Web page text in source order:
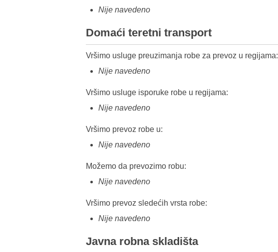
Nije navedeno
Domaći teretni transport
Vršimo usluge preuzimanja robe za prevoz u regijama:
Nije navedeno
Vršimo usluge isporuke robe u regijama:
Nije navedeno
Vršimo prevoz robe u:
Nije navedeno
Možemo da prevozimo robu:
Nije navedeno
Vršimo prevoz sledećih vrsta robe:
Nije navedeno
Javna robna skladišta